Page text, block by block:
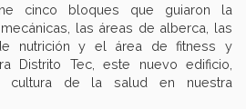
cinco bloques que guiaron la
las áreas de alberca, las
nutrición y el área de fitness y
Distrito Tec, este nuevo edificio,
cultura de la salud en nuestra